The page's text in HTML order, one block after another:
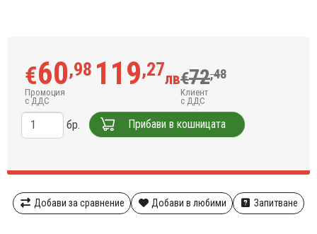
€60,98 119,27лв
Промоция
с ДДС
€72,48
Клиент
с ДДС
бр. Прибави в кошницата
Добави за сравнение Добави в любими Запитване